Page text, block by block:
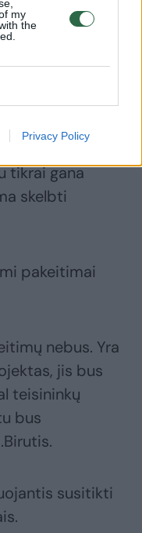
my
the
Privacy Policy
BNS
didelių
tikrai gana
skelbti
pakeitimai
nebus. Yra
jis bus
teisininkų
bus
susitikti